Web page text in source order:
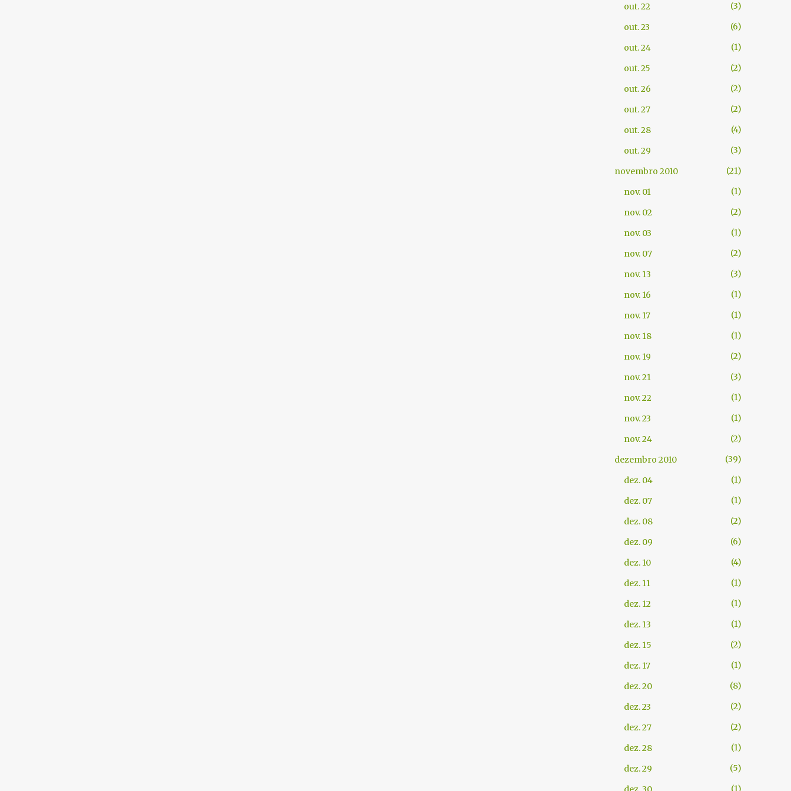
out. 22
3
out. 23
6
out. 24
1
out. 25
2
out. 26
2
out. 27
2
out. 28
4
out. 29
3
novembro 2010
21
nov. 01
1
nov. 02
2
nov. 03
1
nov. 07
2
nov. 13
3
nov. 16
1
nov. 17
1
nov. 18
1
nov. 19
2
nov. 21
3
nov. 22
1
nov. 23
1
nov. 24
2
dezembro 2010
39
dez. 04
1
dez. 07
1
dez. 08
2
dez. 09
6
dez. 10
4
dez. 11
1
dez. 12
1
dez. 13
1
dez. 15
2
dez. 17
1
dez. 20
8
dez. 23
2
dez. 27
2
dez. 28
1
dez. 29
5
1